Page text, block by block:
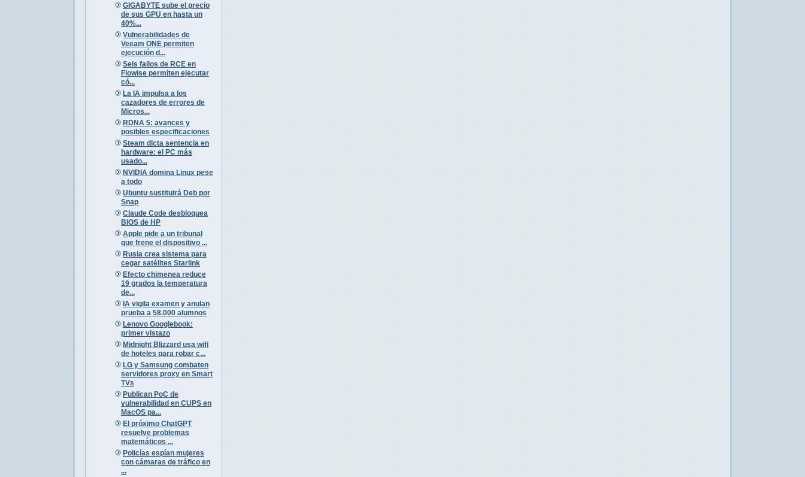
GIGABYTE sube el precio
de sus GPU en hasta un
40%...
Vulnerabilidades de
Veeam ONE permiten
ejecución d...
Seis fallos de RCE en
Flowise permiten ejecutar
có...
La IA impulsa a los
cazadores de errores de
Micros...
RDNA 5: avances y
posibles especificaciones
Steam dicta sentencia en
hardware: el PC más
usado...
NVIDIA domina Linux pese
a todo
Ubuntu sustituirá Deb por
Snap
Claude Code desbloquea
BIOS de HP
Apple pide a un tribunal
que frene el dispositivo ...
Rusia crea sistema para
cegar satélites Starlink
Efecto chimenea reduce
19 grados la temperatura
de...
IA vigila examen y anulan
prueba a 58.000 alumnos
Lenovo Googlebook:
primer vistazo
Midnight Blizzard usa wifi
de hoteles para robar c...
LG y Samsung combaten
servidores proxy en Smart
TVs
Publican PoC de
vulnerabilidad en CUPS en
MacOS pa...
El próximo ChatGPT
resuelve problemas
matemáticos ...
Policías espían mujeres
con cámaras de tráfico en
...